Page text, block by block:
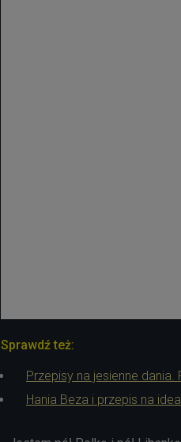
Sprawdź też:
Przepisy na jesienne dania.
Hania Beza i przepis na